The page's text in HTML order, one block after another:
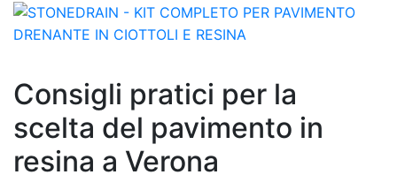
Consigli pratici per la
scelta del pavimento in
resina a Verona